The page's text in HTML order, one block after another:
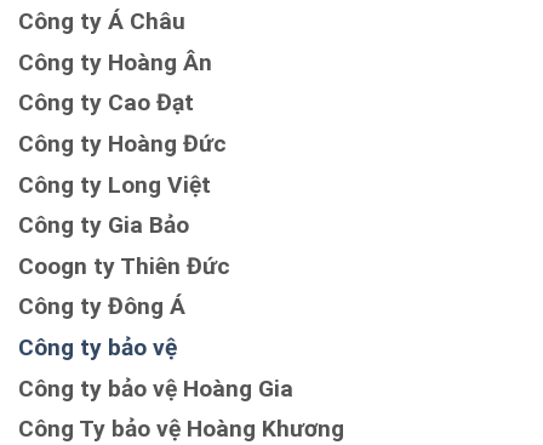
Công ty Á Châu
Công ty Hoàng Ân
Công ty Cao Đạt
Công ty Hoàng Đức
Công ty Long Việt
Công ty Gia Bảo
Coogn ty Thiên Đức
Công ty Đông Á
Công ty bảo vệ
Công ty bảo vệ Hoàng Gia
Công Ty bảo vệ Hoàng Khương